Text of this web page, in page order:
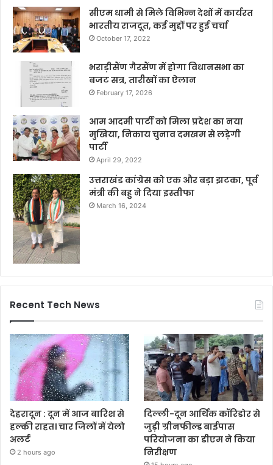
सीएम धामी से मिले विभिन्न देशों में कार्यरत
भारतीय राजदूत, कई मुद्दों पर हुई चर्चा
October 17, 2022
भराड़ीसैंण गैरसैंण में होगा विधानसभा का
बजट सत्र, तारीखों का ऐलान
February 17, 2026
आम आदमी पार्टी को मिला प्रदेश का नया
मुखिया, निकाय चुनाव दमखम से लड़ेगी
पार्टी
April 29, 2022
उत्तराखंड कांग्रेस को एक और बड़ा झटका, पूर्व
मंत्री की बहु ने दिया इस्तीफा
March 16, 2024
Recent Tech News
देहरादून : दून में आज बारिश से
हल्की राहत। चार जिलों में येलो
अलर्ट
2 hours ago
दिल्ली-दून आर्थिक कॉरिडोर से
जुड़ी ग्रीनफील्ड बाईपास
परियोजना का डीएम ने किया
निरीक्षण